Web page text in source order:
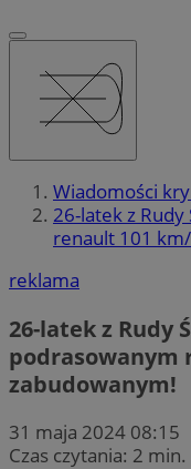
Wiadomości
26-latek z Rudy
renault 101
reklama
26-latek z Rudy
podrasowanym
zabudowanym!
31 maja 2024 08:15
Czas czytania: 2 min.